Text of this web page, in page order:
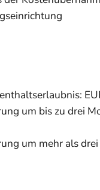
um bis zu drei
um mehr als